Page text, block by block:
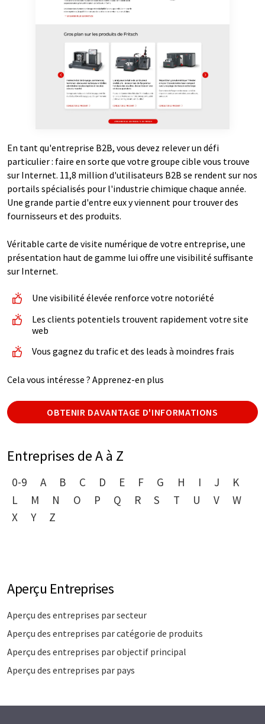
En tant qu'entreprise B2B, vous devez relever un défi
particulier : faire en sorte que votre groupe cible vous trouve
sur Internet. 11,8 million d'utilisateurs B2B se rendent sur nos
portails spécialisés pour l'industrie chimique chaque année.
Une grande partie d'entre eux y viennent pour trouver des
fournisseurs et des produits.
Véritable carte de visite numérique de votre entreprise, une
présentation haut de gamme lui offre une visibilité suffisante
sur Internet.
Une visibilité élevée renforce votre notoriété
Les clients potentiels trouvent rapidement votre site
web
Vous gagnez du trafic et des leads à moindres frais
Cela vous intéresse ? Apprenez-en plus
OBTENIR DAVANTAGE D'INFORMATIONS
Entreprises de A à Z
0-9 A B C D E F G H I J
K
L
M N O P Q R S T U V
W
X
Y Z
Aperçu Entreprises
Aperçu des entreprises par secteur
Aperçu des entreprises par catégorie de produits
Aperçu des entreprises par objectif principal
Aperçu des entreprises par pays